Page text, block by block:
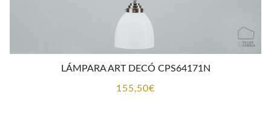
LÁMPARA ART DECÓ CPS64171N
155,50€